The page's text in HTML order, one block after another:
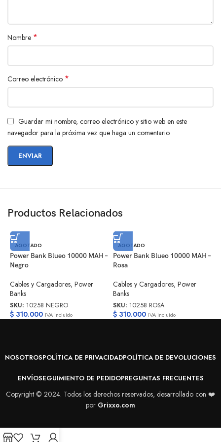
Nombre *
Correo electrónico *
Guardar mi nombre, correo electrónico y sitio web en este
navegador para la próxima vez que haga un comentario.
Productos Relacionados
AGOTADO
Power Bank Blueo 10000 MAH –
Negro
Cables y Cargadores, Power
Banks
SKU: 10258 NEGRO
$ 310.000 IVA incluido
AGOTADO
Power Bank Blueo 10000 MAH –
Rosa
Cables y Cargadores, Power
Banks
SKU: 10258 ROSA
$310.000 IVA incluido
NOSOTROSPOLÍTICA DE PRIVACIDADPOLÍTICA DE DEVOLUCIONES
ENVÍOSEGUIMIENTO DE PEDIDOPREGUNTAS FRECUENTES
Copyright © 2024. Todos los derechos reservados, desarrollado con ❤️
por Grixxo.com